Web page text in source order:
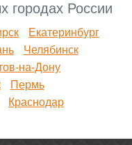
городах России
Екатеринбург
Челябинск
на-Дону
Пермь
Краснодар